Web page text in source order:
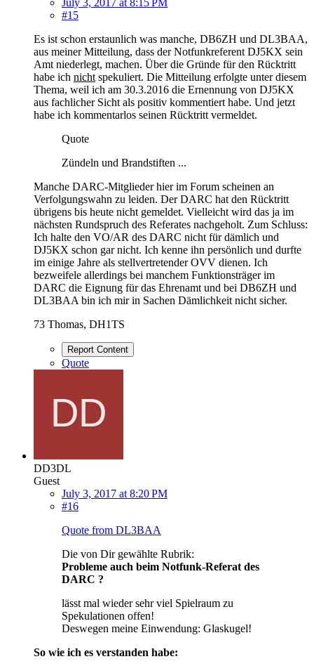
#15
Es ist schon erstaunlich was manche, DB6ZH und DL3BAA,
aus meiner Mitteilung, dass der Notfunkreferent DJ5KX sein
Amt niederlegt, machen. Über die Gründe für den Rücktritt
habe ich nicht spekuliert. Die Mitteilung erfolgte unter diesem
Thema, weil ich am 30.3.2016 die Ernennung von DJ5KX
aus fachlicher Sicht als positiv kommentiert habe. Und jetzt
habe ich kommentarlos seinen Rücktritt vermeldet.
Quote
Zündeln und Brandstiften ...
Manche DARC-Mitglieder hier im Forum scheinen an
Verfolgungswahn zu leiden. Der DARC hat den Rücktritt
übrigens bis heute nicht gemeldet. Vielleicht wird das ja im
nächsten Rundspruch des Referates nachgeholt. Zum Schluss:
Ich halte den VO/AR des DARC nicht für dämlich und
DJ5KX schon gar nicht. Ich kenne ihn persönlich und durfte
im einige Jahre als stellvertretender OVV dienen. Ich
bezweifele allerdings bei manchem Funktionsträger im
DARC die Eignung für das Ehrenamt und bei DB6ZH und
DL3BAA bin ich mir in Sachen Dämlichkeit nicht sicher.
73 Thomas, DH1TS
Report Content
Quote
DD3DL
Guest
July 3, 2017 at 8:20 PM
#16
Quote from DL3BAA
Die von Dir gewählte Rubrik:
Probleme auch beim Notfunk-Referat des
DARC ?
lässt mal wieder sehr viel Spielraum zu
Spekulationen offen!
Deswegen meine Einwendung: Glaskugel!
So wie ich es verstanden habe: